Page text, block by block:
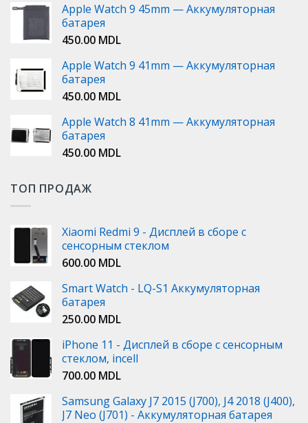
Apple Watch 9 45mm — Аккумуляторная
батарея
450.00 MDL
Apple Watch 9 41mm — Аккумуляторная
батарея
450.00 MDL
Apple Watch 8 41mm — Аккумуляторная
батарея
450.00 MDL
ТОП ПРОДАЖ
Xiaomi Redmi 9 - Дисплей в сборе с
сенсорным стеклом
600.00 MDL
Smart Watch - LQ-S1 Аккумуляторная
батарея
250.00 MDL
iPhone 11 - Дисплей в сборе с сенсорным
стеклом, incell
700.00 MDL
Samsung Galaxy J7 2015 (J700), J4 2018 (J400),
J7 Neo (J701) - Аккумуляторная батарея